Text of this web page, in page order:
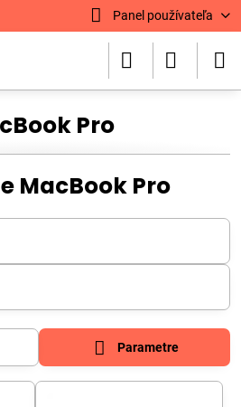
Panel používateľa
Pro
MacBook Pro
Parametre